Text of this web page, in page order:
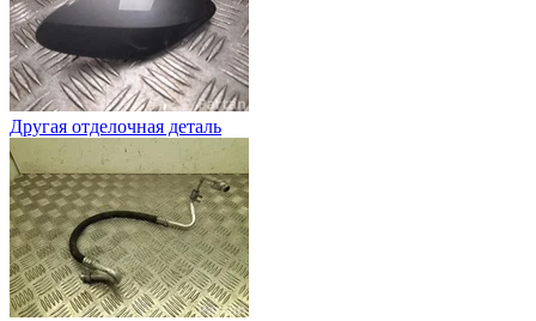
Другая отделочная деталь